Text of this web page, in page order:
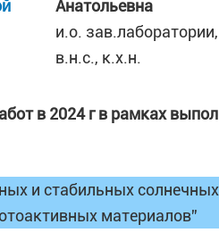
Анатольевна
и.о. зав.лаборатории,
в.н.с., к.х.н.
в 2024 г в рамках
и стабильных солнечных
материалов”